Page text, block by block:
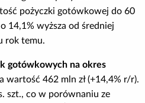
pożyczki gotówkowej do 60
14,1% wyższa od średniej
rok temu.
gotówkowych na okres
wartość 462 mln zł (+14,4% r/r).
szt., co w porównaniu ze